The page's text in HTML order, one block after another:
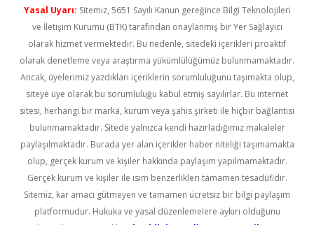
Yasal Uyarı: Sitemiz, 5651 Sayılı Kanun gereğince Bilgi Teknolojileri
ve İletişim Kurumu (BTK) tarafından onaylanmış bir Yer Sağlayıcı
olarak hizmet vermektedir. Bu nedenle, sitedeki içerikleri proaktif
olarak denetleme veya araştırma yükümlülüğümüz bulunmamaktadır.
Ancak, üyelerimiz yazdıkları içeriklerin sorumluluğunu taşımakta olup,
siteye üye olarak bu sorumluluğu kabul etmiş sayılırlar. Bu internet
sitesi, herhangi bir marka, kurum veya şahıs şirketi ile hiçbir bağlantısı
bulunmamaktadır. Sitede yalnızca kendi hazırladığımız makaleler
paylaşılmaktadır. Burada yer alan içerikler haber niteliği taşımamakta
olup, gerçek kurum ve kişiler hakkında paylaşım yapılmamaktadır.
Gerçek kurum ve kişiler ile isim benzerlikleri tamamen tesadüfidir.
Sitemiz, kar amacı gütmeyen ve tamamen ücretsiz bir bilgi paylaşım
platformudur. Hukuka ve yasal düzenlemelere aykırı olduğunu